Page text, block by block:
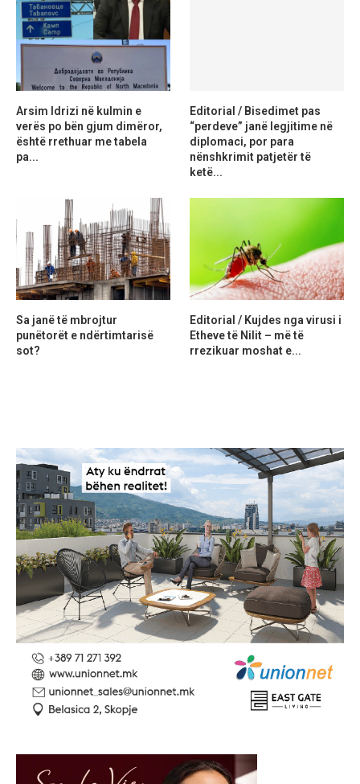
Arsim Idrizi në kulmin e
verës po bën gjum dimëror,
është rrethuar me tabela
pa...
Editorial / Bisedimet pas
“perdeve” janë legjitime në
diplomaci, por para
nënshkrimit patjetër të
ketë...
Sa janë të mbrojtur
punëtorët e ndërtimtarisë
sot?
Editorial / Kujdes nga virusi i
Etheve të Nilit – më të
rrezikuar moshat e...